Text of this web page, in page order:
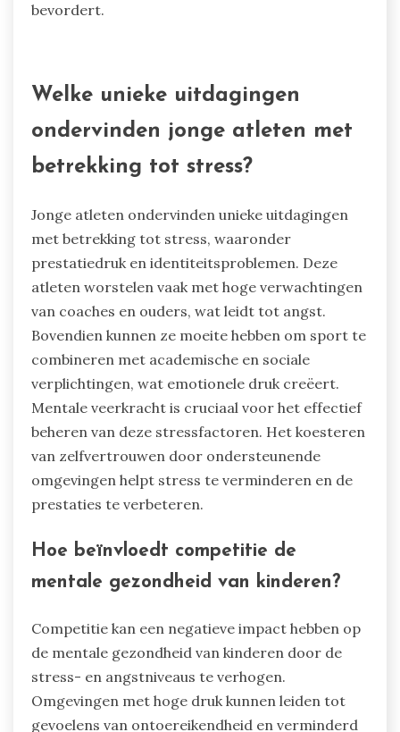
bevordert.
Welke unieke uitdagingen
ondervinden jonge atleten met
betrekking tot stress?
Jonge atleten ondervinden unieke uitdagingen
met betrekking tot stress, waaronder
prestatiedruk en identiteitsproblemen. Deze
atleten worstelen vaak met hoge verwachtingen
van coaches en ouders, wat leidt tot angst.
Bovendien kunnen ze moeite hebben om sport te
verplichtingen, wat emotionele druk creëert.
Mentale veerkracht is cruciaal voor het effectief
beheren van deze stressfactoren. Het koesteren
omgevingen helpt stress te verminderen en de
prestaties te verbeteren.
Hoe beïnvloedt competitie de